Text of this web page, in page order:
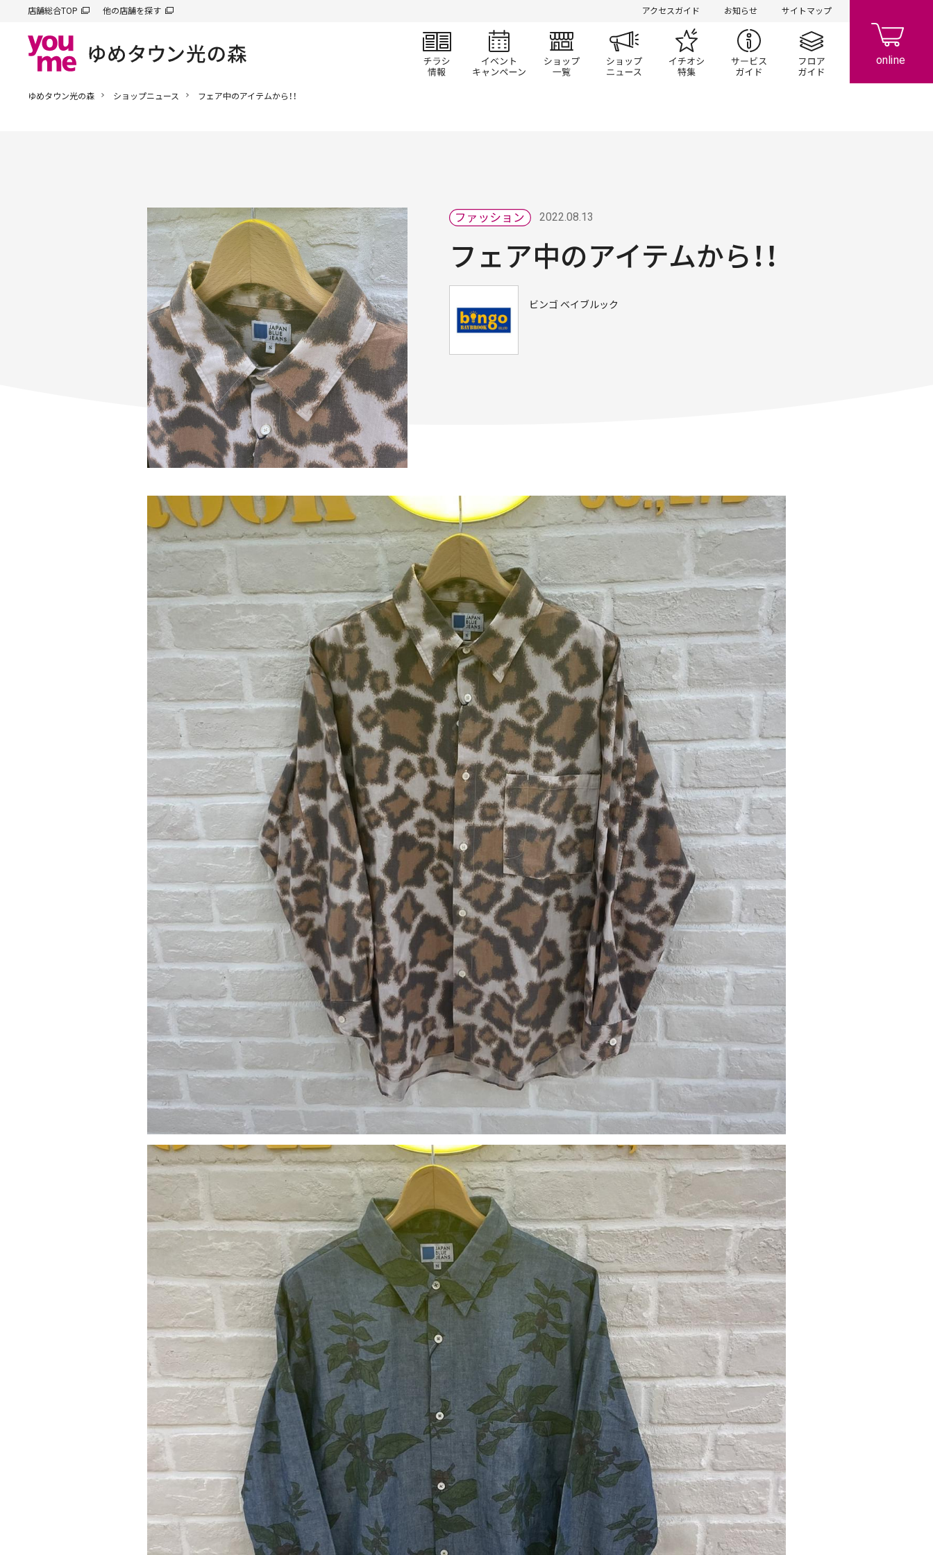
店舗総合TOP 他の店舗を探す アクセスガイド お知らせ サイトマップ
チラシ情報 イベント/キャンペーン
ショップ一覧 ショップニュースイチオシ特集 サービスガイドフロアガイド
ゆめタウン光の森 ショップニュース フェア中のアイテムから！！
2022.08.13
フェア中のアイテムから！！
ビンゴ ベイブルック